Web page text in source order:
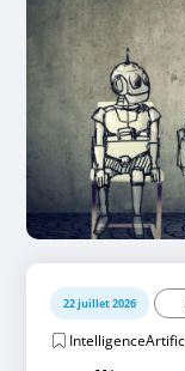
22 juillet 2026